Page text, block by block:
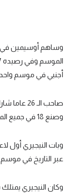
وساهم أوسيمين في
أجنبي في موسم واحد
وصنع 18 في جميع المسابقات وتوج بلقب الدوري الإيطالي.
وبات النيجيري أول
عبر التاريخ في موسم 2022-23.
وكان النيجيري